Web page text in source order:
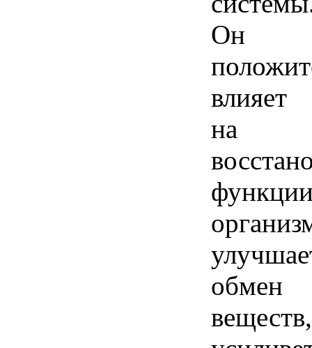
Он
влияет
на
обмен
веществ,